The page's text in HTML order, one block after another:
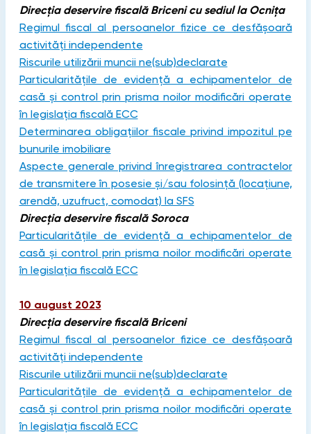
Direcția deservire fiscală Briceni cu sediul la Ocnița
Regimul fiscal al persoanelor fizice ce desfășoară
activități independente
Riscurile utilizării muncii ne(sub)declarate
Particularitățile de evidență a echipamentelor de
casă și control prin prisma noilor modificări operate
în legislația fiscală ECC
Determinarea obligațiilor fiscale privind impozitul pe
bunurile imobiliare
Aspecte generale privind înregistrarea contractelor
de transmitere în posesie și/sau folosință (locațiune,
arendă, uzufruct, comodat) la SFS
Direcția deservire fiscală Soroca
Particularitățile de evidență a echipamentelor de
casă și control prin prisma noilor modificări operate
în legislația fiscală ECC
10 august 2023
Direcția deservire fiscală Briceni
Regimul fiscal al persoanelor fizice ce desfășoară
activități independente
Riscurile utilizării muncii ne(sub)declarate
Particularitățile de evidență a echipamentelor de
casă și control prin prisma noilor modificări operate
în legislația fiscală ECC